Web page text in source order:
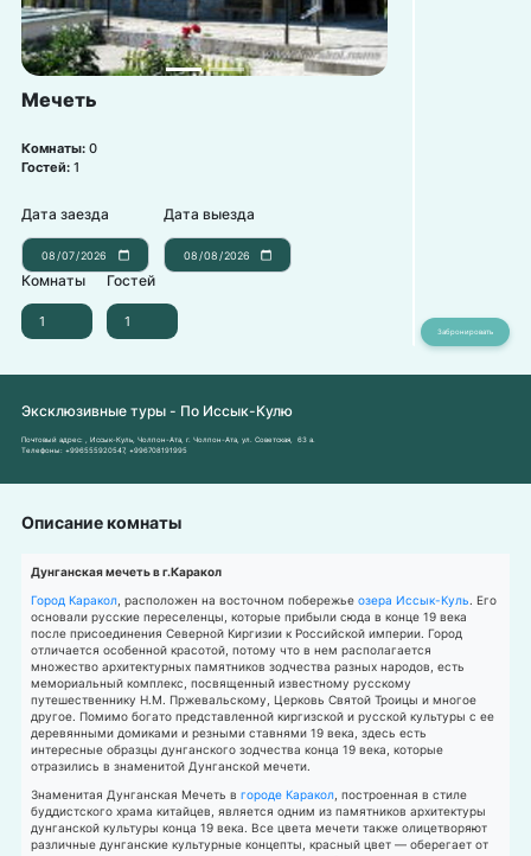
Мечеть
Комнаты: 0
Гостей: 1
Дата заезда Дата выезда
Комнаты Гостей
Эксклюзивные туры - По Иссык-Кулю
Почтовый адрес:
, Иссык-Куль, Чолпон-Ата, г. Чолпон-Ата, ул. Советская, 63 а.
Телефоны: +996555920547, +996708191995
Описание комнаты